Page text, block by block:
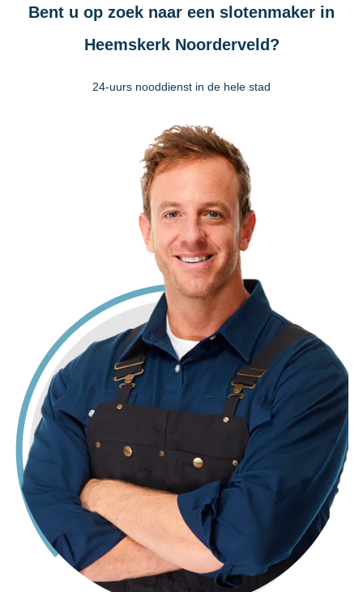
Bent u op zoek naar een slotenmaker in
Heemskerk Noorderveld?
24-uurs nooddienst in de hele stad